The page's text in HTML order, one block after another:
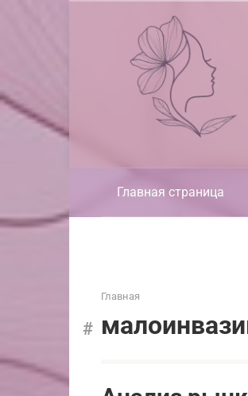
Главная страница
Главная